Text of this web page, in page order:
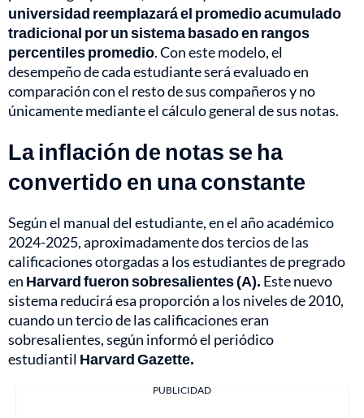
universidad reemplazará el promedio acumulado
tradicional por un sistema basado en rangos
percentiles promedio. Con este modelo, el
desempeño de cada estudiante será evaluado en
comparación con el resto de sus compañeros y no
únicamente mediante el cálculo general de sus notas.
La inflación de notas se ha
convertido en una constante
Según el manual del estudiante, en el año académico
2024-2025, aproximadamente dos tercios de las
calificaciones otorgadas a los estudiantes de pregrado
en Harvard fueron sobresalientes (A). Este nuevo
sistema reducirá esa proporción a los niveles de 2010,
cuando un tercio de las calificaciones eran
sobresalientes, según informó el periódico
estudiantil Harvard Gazette.
PUBLICIDAD